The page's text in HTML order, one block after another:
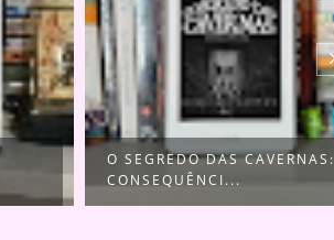
O SEGREDO DAS CAVERNAS:
CONSEQUÊNCI...